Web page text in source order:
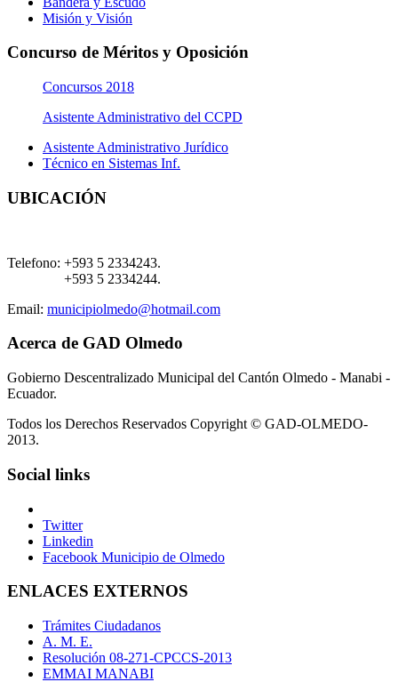
Misión y Visión
Concurso de Méritos y Oposición
Concursos 2018
Asistente Administrativo del CCPD
Asistente Administrativo Jurídico
Técnico en Sistemas Inf.
UBICACIÓN
Telefono: +593 5 2334243.
+593 5 2334244.
Email: municipiolmedo@hotmail.com
Acerca de GAD Olmedo
Gobierno Descentralizado Municipal del Cantón Olmedo - Manabi -
Ecuador.
Todos los Derechos Reservados Copyright © GAD-OLMEDO-
2013.
Social links
Twitter
Linkedin
Facebook Municipio de Olmedo
ENLACES EXTERNOS
Trámites Ciudadanos
A. M. E.
Resolución 08-271-CPCCS-2013
EMMAI MANABI